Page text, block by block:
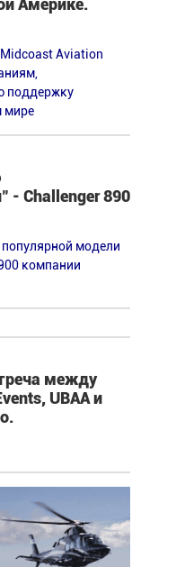
Aviation
поддержку
мире
- Challenger 890
модели
компании
между
UBAA и